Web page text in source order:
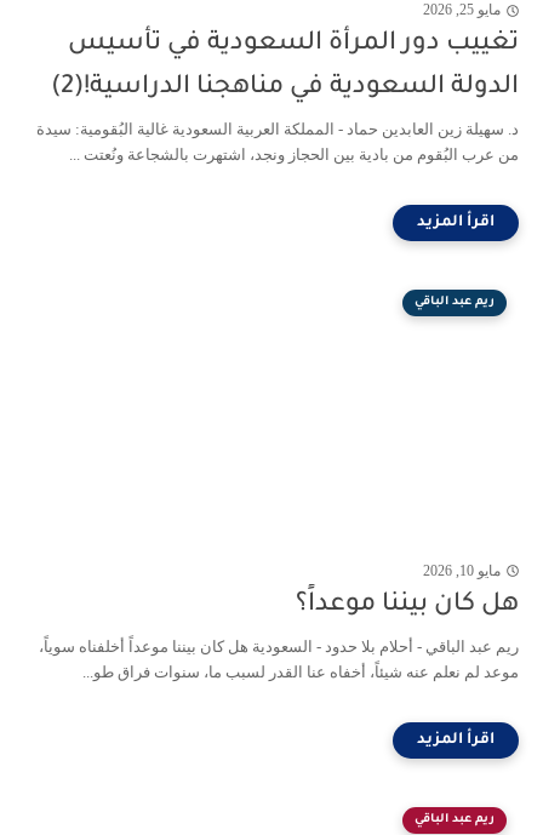
مايو 25, 2026
تغييب دور المرأة السعودية في تأسيس
الدولة السعودية في مناهجنا الدراسية!(2)
د. سهيلة زين العابدين حماد - المملكة العربية السعودية غالية البُقومية: سيدة
من عرب البُقوم من بادية بين الحجاز ونجد، اشتهرت بالشجاعة ونُعتت ...
ريم عبد الباقي
مايو 10, 2026
هل كان بيننا موعداً؟
ريم عبد الباقي - أحلام بلا حدود - السعودية هل كان بيننا موعداً أخلفناه سوياً،
موعد لم نعلم عنه شيئاً، أخفاه عنا القدر لسبب ما، سنوات فراق طو...
ريم عبد الباقي